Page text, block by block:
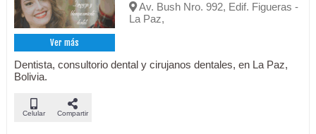
Ver más
Av. Bush Nro. 992, Edif. Figueras -
La Paz,
Dentista, consultorio dental y cirujanos dentales, en La Paz,
Bolivia.
Celular Compartir